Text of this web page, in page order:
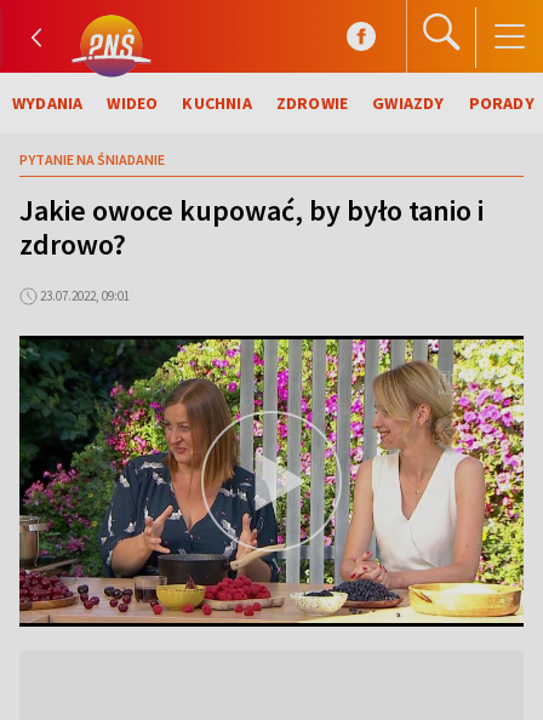
WYDANIA WIDEO KUCHNIA ZDROWIE GWIAZDY PORADY
PYTANIE NA ŚNIADANIE
Jakie owoce kupować, by było tanio i
zdrowo?
23.07.2022, 09:01